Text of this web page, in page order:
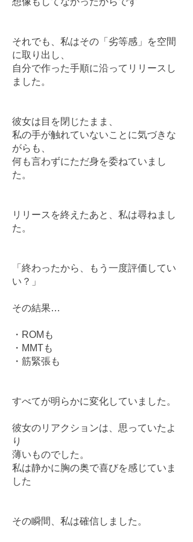
それでも、私はその「劣等感」を空間
に取り出し、
自分で作った手順に沿ってリリースし
ました。
彼女は目を閉じたまま、
私の手が触れていないことに気づきな
がらも、
何も言わずにただ身を委ねていまし
た。
リリースを終えたあと、私は尋ねまし
た。
「終わったから、もう一度評価してい
い？」
その結果…
・ROMも
・MMTも
・筋緊張も
すべてが明らかに変化していました。
彼女のリアクションは、思っていたよ
り
薄いものでした。
私は静かに胸の奥で喜びを感じていま
した
その瞬間、私は確信しました。